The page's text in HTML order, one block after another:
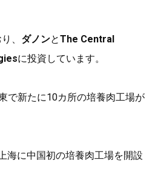
、 ダノンとThe Central
に投資しています。
で新たに10カ所の培養肉工場が
海に中国初の培養肉工場を開設